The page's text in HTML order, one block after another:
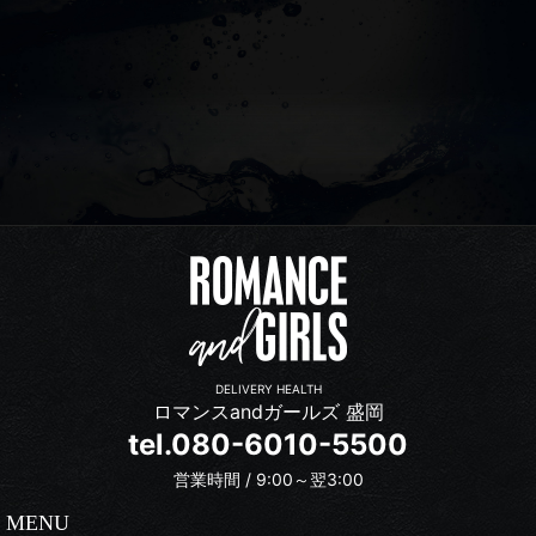
DELIVERY HEALTH
ロマンスandガールズ 盛岡
tel.080-6010-5500
営業時間 / 9:00～翌3:00
MENU